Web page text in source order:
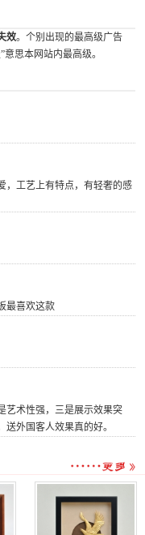
效。个别出现的最高级广告
意思本网站内最高级。
，工艺上有特点，有轻奢的感
最喜欢这款
艺术性强，三是展示效果突
外国客人效果真的好。